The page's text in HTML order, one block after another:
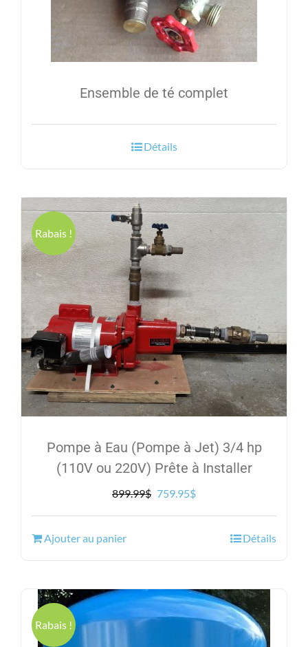
Ensemble de té complet
Détails
Rabais !
Pompe à Eau (Pompe à Jet) 3/4 hp
(110V ou 220V) Prête à Installer
899.99$ Le
759.95$Le
Ajouter au panier Détails
Rabais !